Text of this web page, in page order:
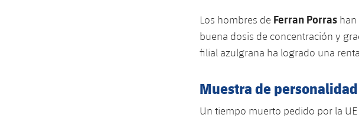
Los hombres de Ferran Porras
buena dosis de concentración y
filial azulgrana ha logrado una
Muestra de personalidad
Un tiempo muerto pedido por la